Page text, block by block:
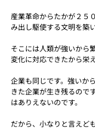
産業革命からたかが２５
み出し駆使する文明を築
そこには人類が強いから
変化に対応できたから栄
企業も同じです。強いか
きた企業が生き残るので
はありえないのです。
だから、小なりと言えど